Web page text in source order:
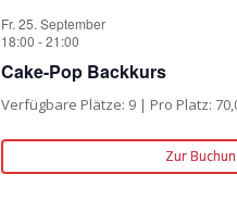
Fr. 25. September
18:00 -21:00
Cake-Pop Backkurs
Verfügbare Plätze: 9 | Pro Platz:
Zur